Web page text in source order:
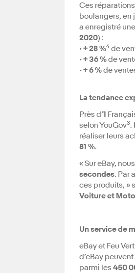
Ces
boulangers, en
a enregistré
2020) :
•+ 28 %4 de
•+ 36 %de
•+ 6 %de
La tendance
Près d’1
selon YouGov3.
réaliser leurs
81 %.
« Sur eBay,
secondes. Par
ces produits, »
Voiture et Moto
Un service de
eBay et Feu
d’eBay
parmi les450